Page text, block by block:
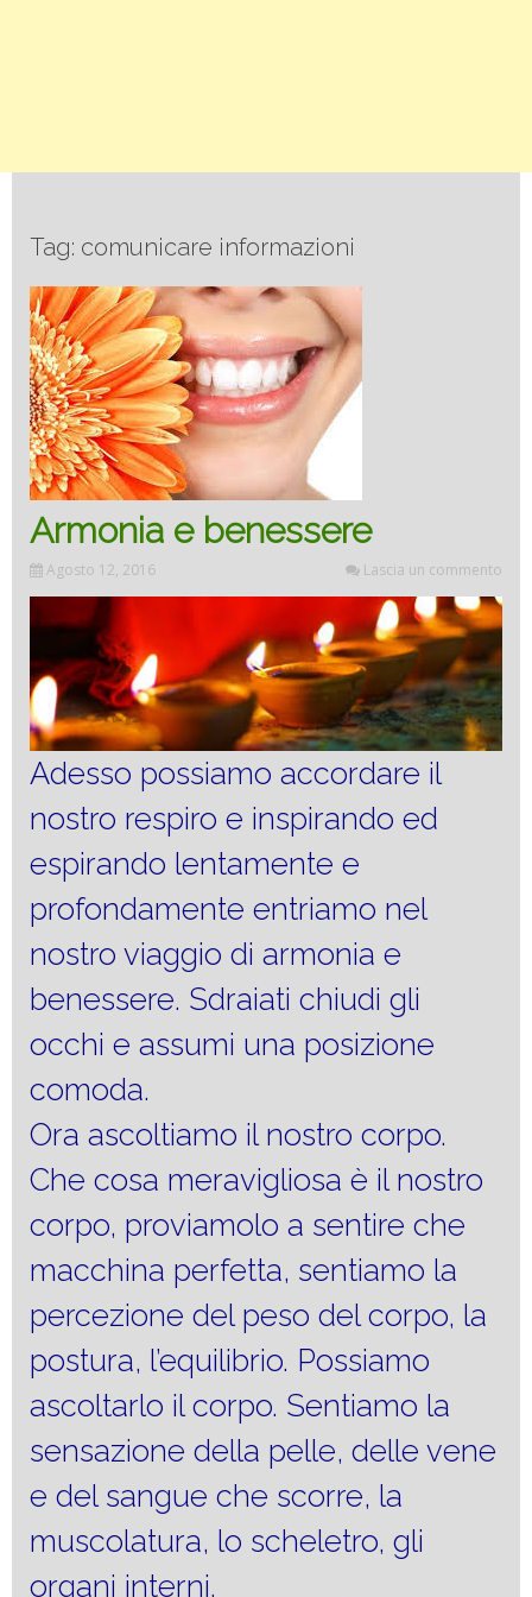
Tag: comunicare informazioni
Armonia e benessere
Agosto 12, 2016 Lascia un commento
Adesso possiamo accordare il
nostro respiro e inspirando ed
espirando lentamente e
profondamente entriamo nel
nostro viaggio di armonia e
benessere. Sdraiati chiudi gli
occhi e assumi una posizione
comoda.
Ora ascoltiamo il nostro corpo.
Che cosa meravigliosa è il nostro
corpo, proviamolo a sentire che
macchina perfetta, sentiamo la
percezione del peso del corpo, la
postura, l’equilibrio. Possiamo
ascoltarlo il corpo. Sentiamo la
sensazione della pelle, delle vene
e del sangue che scorre, la
muscolatura, lo scheletro, gli
organi interni.